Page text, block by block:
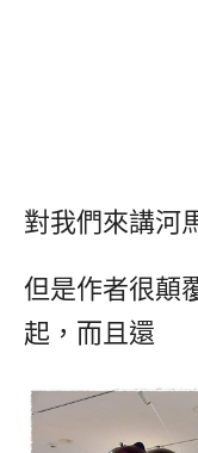
對我們來講河
但是作者很顛
起，而且還